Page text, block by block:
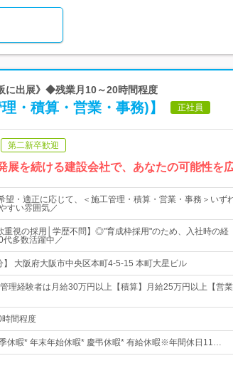
に出展》◆残業月10～20時間程度
・積算・営業・事務)】 正社員
第二新卒歓迎
を続ける建設会社で、あなたの可能性を
望・適正に応じて、＜施工管理・積算・営業・事務＞いず
すい雰囲気／
重視の採用│学歴不問】◎"育成枠採用"のため、入社時の経
多数活躍中／
】 大阪府大阪市中央区本町4-5-15 本町大星ビル
理経験者は月給30万円以上【積算】月給25万円以上【営業
間程度
休暇* 年末年始休暇* 慶弔休暇* 有給休暇※年間休日11…